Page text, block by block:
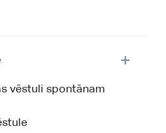
vēstuli spontānam